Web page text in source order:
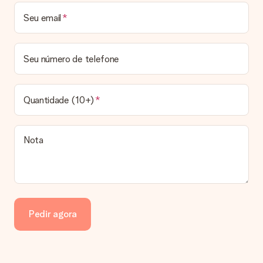
de envio
Posso escolher uma data específica para entrega?
Infelizmente, não é possível escolher uma data específica
para entrega. Assim que concluirmos o seu pedido, uma
confirmação com as datas estimadas de entrega ser-lhe-á
enviada por email. Assim que o seu pedido for expedido, a
transportadora ficará encarregada de entregar o mesmo.
Qual é o prazo de entrega e quando recebo o meu
presente?
Todos os prazos de entrega podem ser encontrados na
página do produto em questão. Vale lembrar que estas datas
Quais opções de entrega posso escolher?
Infelizmente, ainda não é possível escolher uma opção de
entrega. Todos os pedidos são enviados numa caixa ou num
envelope de cartão. Gostaria de saber em qual opção o seu
pedido se enquadra? Por favor entre em contacto com a
Seu email
Seu número de telefone
Quantidade (10+)
Nota
Pedir agora